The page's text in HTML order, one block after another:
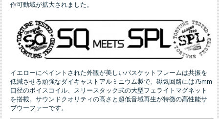
作可動域が拡大されました。
イエローにペイントされた外観が美しいバスケットフレームは共振を
低減させる頑強なダイキャストアルミニウム製で、磁気回路には75mm
口径のボイスコイル、スリースタック式の大型フェライトマグネット
を搭載。サウンドクオリティの高さと超低音域再生が特徴の高性能サ
ブウーファーです。